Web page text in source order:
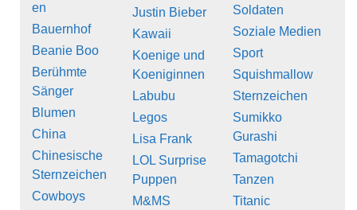
en
Bauernhof
Beanie Boo
Berühmte
Sänger
Blumen
China
Chinesische
Sternzeichen
Cowboys
Justin Bieber
Kawaii
Koenige und
Koeniginnen
Labubu
Legos
Lisa Frank
LOL Surprise
Puppen
M&MS
Soldaten
Soziale Medien
Sport
Squishmallow
Sternzeichen
Sumikko
Gurashi
Tamagotchi
Tanzen
Titanic